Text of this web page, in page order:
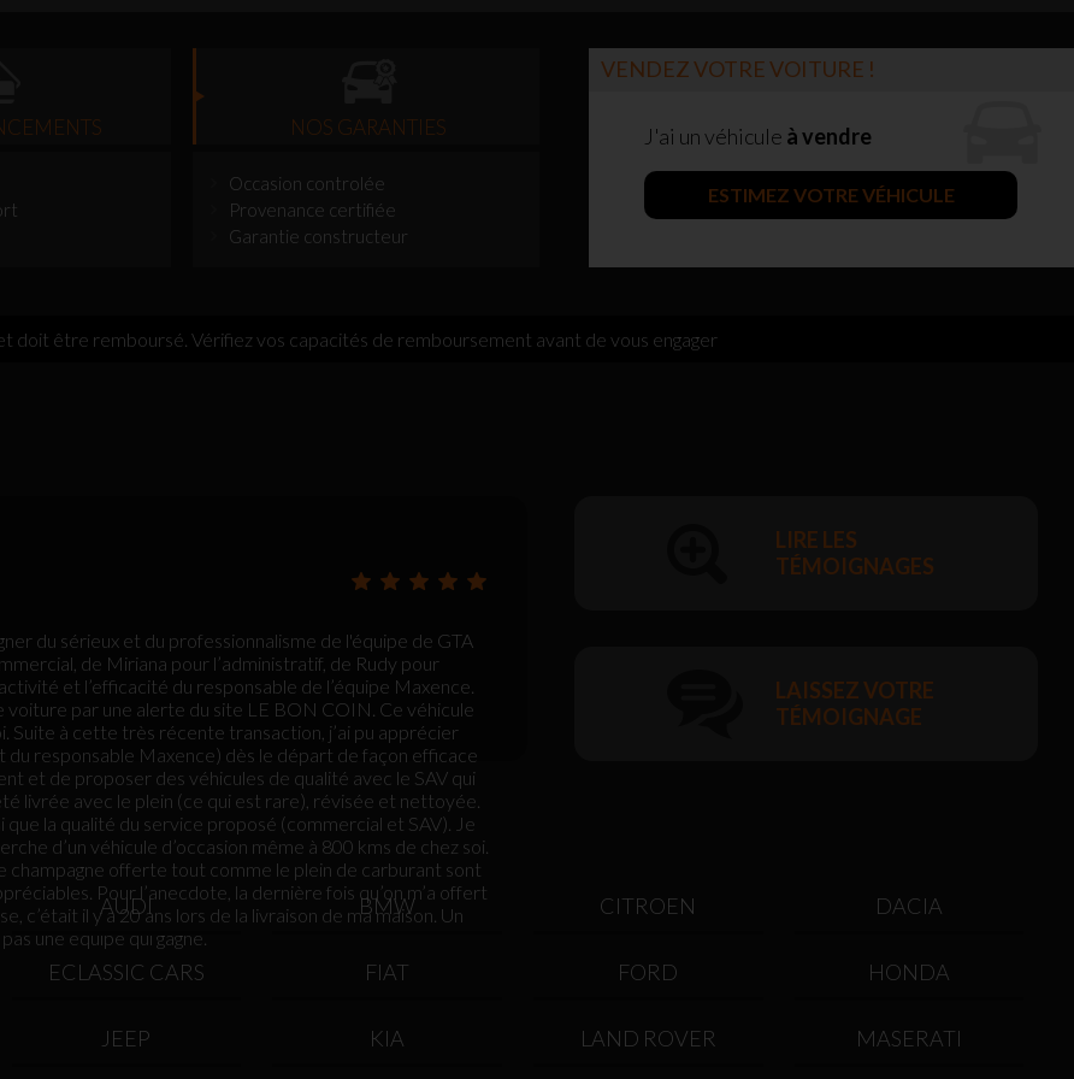
NOS GARANTIES
Occasion controlée
Provenance certifiée
Garantie constructeur
VENDEZ VOTRE VOITURE !
J'ai un véhicule à vendre
ESTIMEZ VOTRE VÉHICULE
doit être remboursé. Vérifiez vos capacités de remboursement avant de vous engager
du sérieux et du professionnalisme de l'équipe de GTA
de Miriana pour l’administratif, de Rudy pour
et l’efficacité du responsable de l’équipe Maxence.
voiture par une alerte du site LE BON COIN. Ce véhicule
Suite à cette très récente transaction, j’ai pu apprécier
du responsable Maxence) dès le départ de façon efficace
et de proposer des véhicules de qualité avec le SAV qui
livrée avec le plein (ce qui est rare), révisée et nettoyée.
que la qualité du service proposé (commercial et SAV). Je
d’un véhicule d’occasion même à 800 kms de chez soi.
offerte tout comme le plein de carburant sont
Pour l’anecdote, la dernière fois qu’on m’a offert
c’était il y a 20 ans lors de la livraison de ma maison. Un
une équipe qui gagne.
LIRE LES
TÉMOIGNAGES
LAISSEZ VOTRE
TÉMOIGNAGE
AUDI BMW CITROEN DACIA
ECLASSIC CARS FIAT FORD HONDA
JEEP KIA LAND ROVER MASERATI